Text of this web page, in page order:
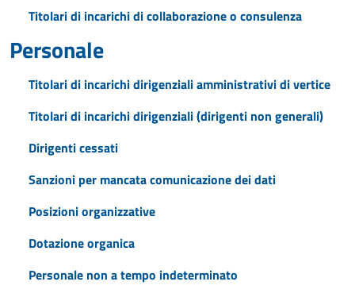
Titolari di incarichi di collaborazione o consulenza
Personale
Titolari di incarichi dirigenziali amministrativi di vertice
Titolari di incarichi dirigenziali (dirigenti non generali)
Dirigenti cessati
Sanzioni per mancata comunicazione dei dati
Posizioni organizzative
Dotazione organica
Personale non a tempo indeterminato